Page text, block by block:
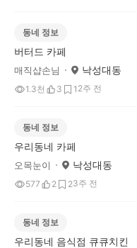
동네 정보
버터드 카페
매직샵손님 낙성대동
1.3천 3 1 2주 전
동네 정보
우리동네 카페
오목눈이 낙성대동
577 2 23주 전
동네 정보
우리동네 음식점 큐큐치킨